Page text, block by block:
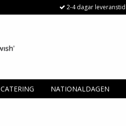
2-4 dagar leveranstid
CATERING NATIONALDAGEN